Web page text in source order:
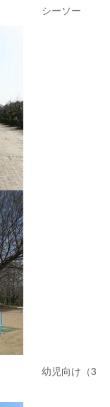
ソー
具 幼児向け（3